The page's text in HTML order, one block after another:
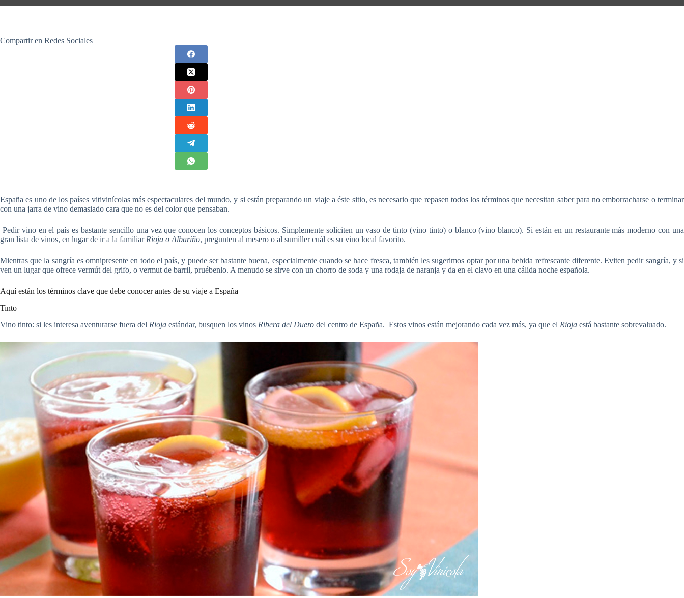
Compartir en Redes Sociales
España es uno de los países vitivinícolas más espectaculares del mundo, y si están preparando un viaje a éste sitio, es necesario que repasen todos los términos que necesitan saber para no emborracharse o terminar
con una jarra de vino demasiado cara que no es del color que pensaban.
Pedir vino en el país es bastante sencillo una vez que conocen los conceptos básicos. Simplemente soliciten un vaso de tinto (vino tinto) o blanco (vino blanco). Si están en un restaurante más moderno con una
gran lista de vinos, en lugar de ir a la familiar Rioja o Albariño, pregunten al mesero o al sumiller cuál es su vino local favorito.
Mientras que la sangría es omnipresente en todo el país, y puede ser bastante buena, especialmente cuando se hace fresca, también les sugerimos optar por una bebida refrescante diferente. Eviten pedir sangría, y si
ven un lugar que ofrece vermút del grifo, o vermut de barril, pruébenlo. A menudo se sirve con un chorro de soda y una rodaja de naranja y da en el clavo en una cálida noche española.
Aquí están los términos clave que debe conocer antes de su viaje a España
Tinto
Vino tinto: si les interesa aventurarse fuera del Rioja estándar, busquen los vinos Ribera del Duero del centro de España. Estos vinos están mejorando cada vez más, ya que el Rioja está bastante sobrevaluado.